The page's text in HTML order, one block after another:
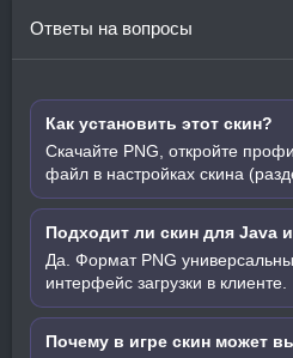
Ответы на вопросы
Как установить этот скин?
Скачайте PNG, откройте
файл в настройках скина
Подходит ли скин для Java
Да. Формат PNG
интерфейс загрузки в клиенте.
Почему в игре скин может